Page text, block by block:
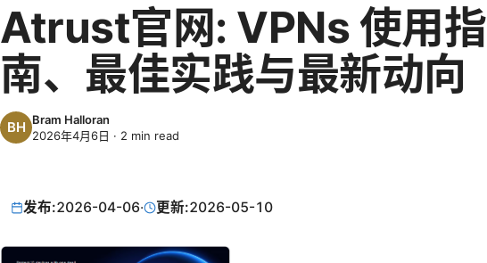
Atrust官网: VPNs 使用指
南、最佳实践与最新动向
Bram Halloran
2026年4月6日 · 2 min read
发布:2026-04-06· 更新:2026-05-10